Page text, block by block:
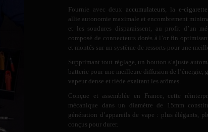
Fournie avec deux accumulateurs , la e-cigarette
allie autonomie maximale et encombrement
et les soudures disparaissent, au profit d’un
composé de connecteurs dorés à l’or fin
et montés sur un système de ressorts pour une
Supprimant tout réglage, un bouton s’ajuste
batterie pour une meilleure diffusion de l’énergie,
vapeur dense et tiède exaltant les arômes.
Conçue et assemblée en France, cette
mécanique dans un diamètre de 15mm
génération d’appareils de vape : plus élégants,
conçus pour durer.